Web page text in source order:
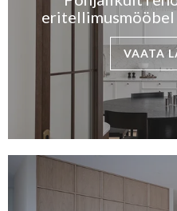
eritellimusmööbel
VAATA